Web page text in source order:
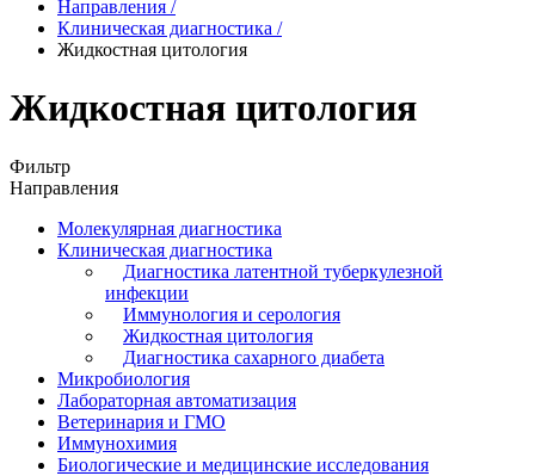
Направления /
Клиническая диагностика /
Жидкостная цитология
Жидкостная цитология
Фильтр
Направления
Молекулярная диагностика
Клиническая диагностика
Диагностика латентной туберкулезной
инфекции
Иммунология и серология
Жидкостная цитология
Диагностика сахарного диабета
Микробиология
Лабораторная автоматизация
Ветеринария и ГМО
Иммунохимия
Биологические и медицинские исследования